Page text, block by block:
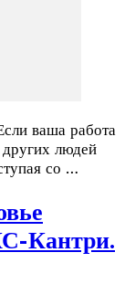
ваша работа
людей
со …
Кантри.